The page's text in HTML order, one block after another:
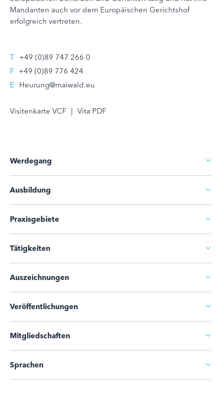
Mandanten auch vor dem Europäischen Gerichtshof
erfolgreich vertreten.
T +49 (0)89 747 266 0
F +49 (0)89 776 424
E
Heurung@maiwald.eu
Visitenkarte VCF | Vita PDF
Werdegang
Ausbildung
Praxisgebiete
Tätigkeiten
Auszeichnungen
Veröffentlichungen
Mitgliedschaften
Sprachen